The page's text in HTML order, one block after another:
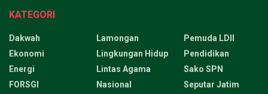
KATEGORI
Dakwah
Ekonomi
Energi
FORSGI
Lamongan
Lingkungan Hidup
Lintas Agama
Nasional
Pemuda LDII
Pendidikan
Sako SPN
Seputar Jatim